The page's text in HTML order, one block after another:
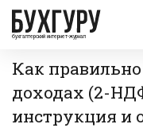
бухгалтерский интернет-журнал
Как
доходах (2-
инструкция и